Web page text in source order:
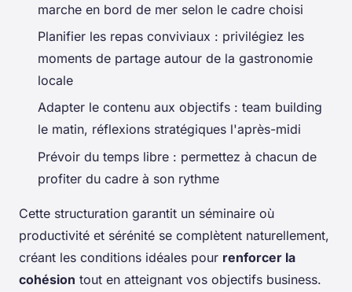
marche en bord de mer selon le cadre choisi
Planifier les repas conviviaux : privilégiez les
moments de partage autour de la gastronomie
locale
Adapter le contenu aux objectifs : team building
le matin, réflexions stratégiques l'après-midi
Prévoir du temps libre : permettez à chacun de
profiter du cadre à son rythme
Cette structuration garantit un séminaire où
productivité et sérénité se complètent naturellement,
créant les conditions idéales pour renforcer la
cohésion tout en atteignant vos objectifs business.